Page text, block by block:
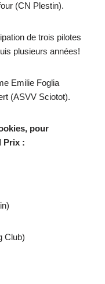
(CN Plestin).
de trois pilotes
plusieurs années!
Emilie Foglia
(ASVV Sciotot).
pour
Prix :
Club)